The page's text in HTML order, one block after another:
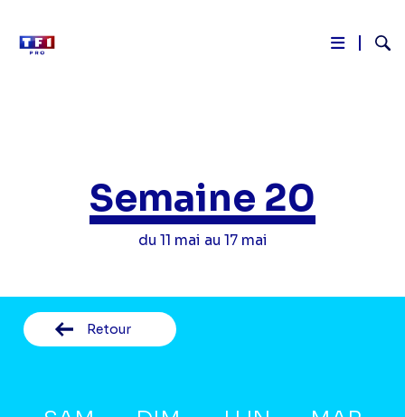
Semaine 20
du 11 mai au 17 mai
Retour